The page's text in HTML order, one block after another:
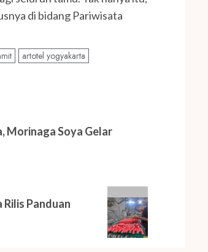
di bidang Pariwisata
artotel yogyakarta
Morinaga Soya Gelar
Panduan